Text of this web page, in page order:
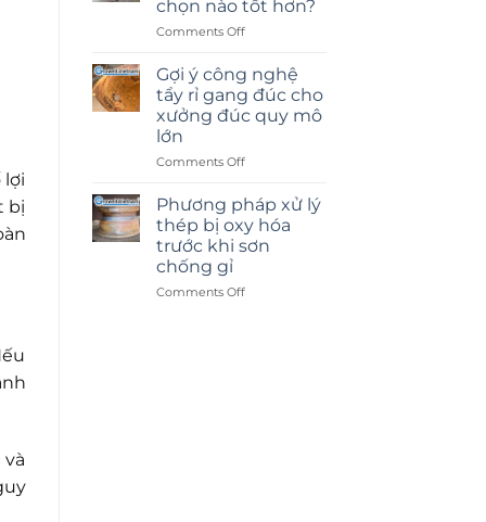
lợi
bị
chọn nào tốt hơn?
Comments Offon
cát
kính
hay
dán
Lựa
nào
tốt
hơn?
Gợi ý công nghệ
tẩy rỉ gang đúc cho
xưởng đúc quy mô
lớn
Comments Offon
ý
công
nghệ
tẩy
gang
Phương pháp xử lý
thép bị oxy hóa
trước khi sơn
chống gỉ
Comments Offon